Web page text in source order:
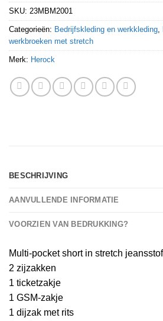
SKU: 23MBM2001
Categorieën: Bedrijfskleding en werkkleding,
werkbroeken met stretch
Merk: Herock
BESCHRIJVING
AANVULLENDE INFORMATIE
VOORZIEN VAN BEDRUKKING?
Multi-pocket short in stretch jeansstof
2 zijzakken
1 ticketzakje
1 GSM-zakje
1 dijzak met rits